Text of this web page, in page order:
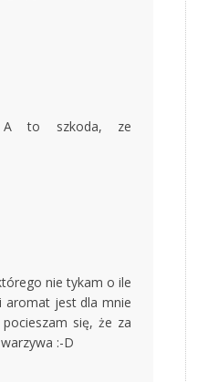
A to szkoda, ze
nie tykam o ile
aromat jest dla mnie
się, że za
:-D